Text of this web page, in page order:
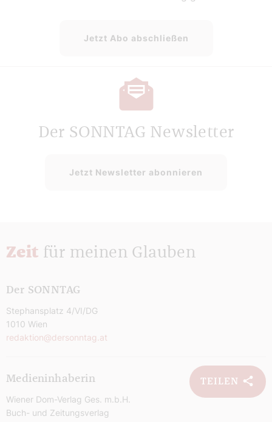
TEILEN
Jetzt Abo abschließen
Der SONNTAG Newsletter
Jetzt Newsletter abonnieren
Zeit für meinen Glauben
Der SONNTAG
Stephansplatz 4/VI/DG
1010 Wien
redaktion@dersonntag.at
Medieninhaberin
Wiener Dom-Verlag Ges. m.b.H.
Buch- und Zeitungsverlag